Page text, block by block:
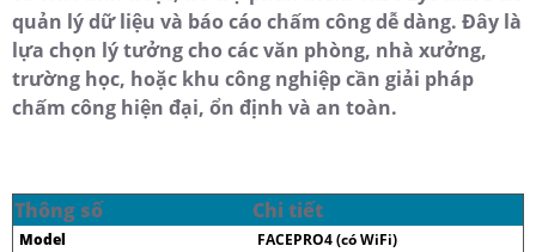
quản lý dữ liệu và báo cáo chấm công dễ dàng. Đây là
lựa chọn lý tưởng cho các văn phòng, nhà xưởng,
trường học, hoặc khu công nghiệp cần giải pháp
chấm công hiện đại, ổn định và an toàn.
Thông số Chi tiết
Model
FACEPRO4 (có WiFi)